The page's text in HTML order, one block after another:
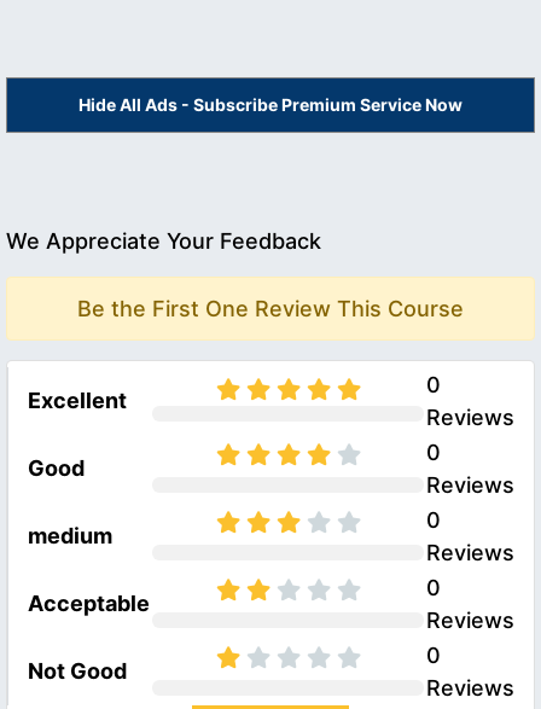
Hide All Ads - Subscribe Premium Service Now
We Appreciate Your Feedback
Be the First One Review This Course
Excellent
0
Reviews
Good
0
Reviews
medium
0
Reviews
Acceptable
0
Reviews
Not Good
0
Reviews